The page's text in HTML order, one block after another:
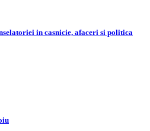
in casnicie, afaceri si politica